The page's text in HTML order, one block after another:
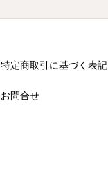
特定商取引に基づく表記
お問合せ